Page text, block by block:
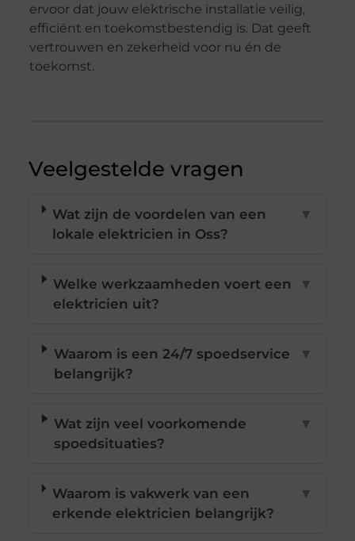
ervoor dat jouw elektrische installatie veilig,
efficiënt en toekomstbestendig is. Dat geeft
vertrouwen en zekerheid voor nu én de
toekomst.
Veelgestelde vragen
Wat zijn de voordelen van een
lokale elektricien in Oss?
▼
Welke werkzaamheden voert een
elektricien uit?
▼
Waarom is een 24/7 spoedservice
belangrijk?
▼
Wat zijn veel voorkomende
spoedsituaties?
▼
Waarom is vakwerk van een
erkende elektricien belangrijk?
▼